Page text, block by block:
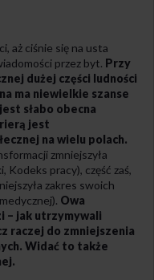
aż ciśnie się na usta
przez byt. Przy
dużej części ludności
ma niewielkie szanse
słabo obecna
jest
na wielu polach.
zmniejszyła
Kodeks pracy), część zaś,
zakres swoich
Owa
– jak utrzymywali
raczej do zmniejszenia
Widać to także